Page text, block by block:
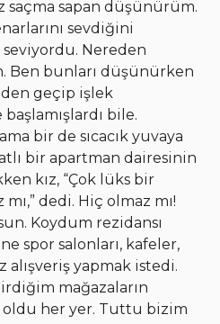
saçma sapan düşünürüm.
sevdiğini
Nereden
Ben bunları düşünürken
geçip işlek
bile.
bir de sıcacık yuvaya
bir apartman dairesinin
kız, “Çok lüks bir
dedi. Hiç olmaz mı!
Koydum rezidansı
spor salonları, kafeler,
alışveriş yapmak istedi.
mağazaların
oldu her yer. Tuttu bizim